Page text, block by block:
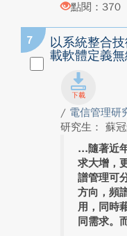
點閱：370
7
以系統整合
載軟體定義
/ 電信管理研
研究生： 蘇
隨著近
求大增，
譜管理可
方向，頻
用，同時
同需求。